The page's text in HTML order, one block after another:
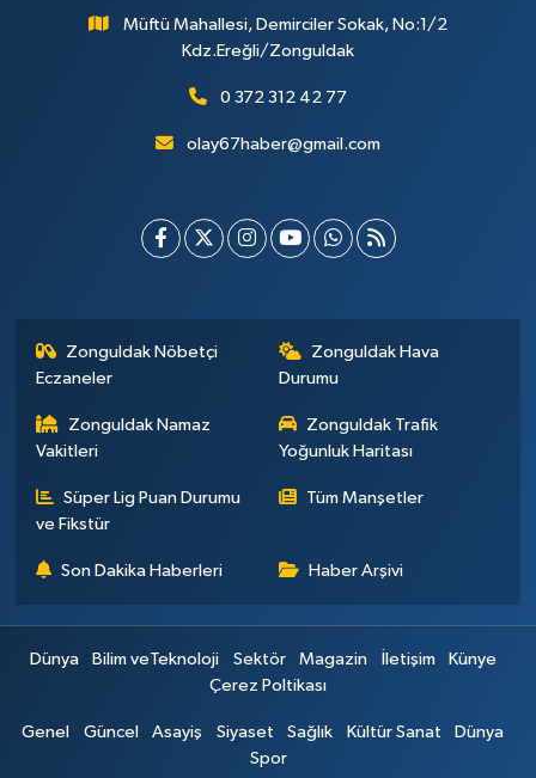
Müftü Mahallesi, Demirciler Sokak, No:1/2
Kdz.Ereğli/Zonguldak
0 372 312 42 77
olay67haber@gmail.com
Zonguldak Nöbetçi
Eczaneler
Zonguldak Hava
Durumu
Zonguldak Namaz
Vakitleri
Zonguldak Trafik
Yoğunluk Haritası
Süper Lig Puan Durumu
ve Fikstür
Tüm Manşetler
Son Dakika Haberleri Haber Arşivi
Dünya Bilim veTeknoloji Sektör Magazin İletişim
Künye
Çerez Poltikası
Genel Güncel Asayiş Siyaset Sağlık Kültür Sanat
Dünya
Spor